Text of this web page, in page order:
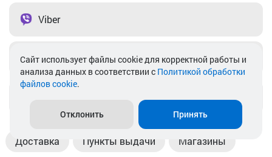
Viber
Telegram
Доставка Пункты выдачи Магазины
Cайт использует файлы cookie для корректной работы и
анализа данных в соответствии с Политикой обработки
файлов cookie.
Отклонить Принять